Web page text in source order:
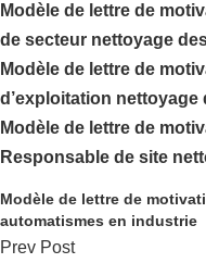
Modèle de lettre de
de secteur nettoyage
Modèle de lettre de
d’exploitation nettoyage
Modèle de lettre de
Responsable de site
Modèle de lettre de
automatismes en industrie
Prev Post